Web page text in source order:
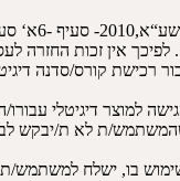
יש הגבלת
לפיכך אין זכות החזרה
רכישת קורס/סדנה
למוצר דיגיטלי עבורו/
ת לא ת/יבקש
בו, ישלח למשתמש/ת